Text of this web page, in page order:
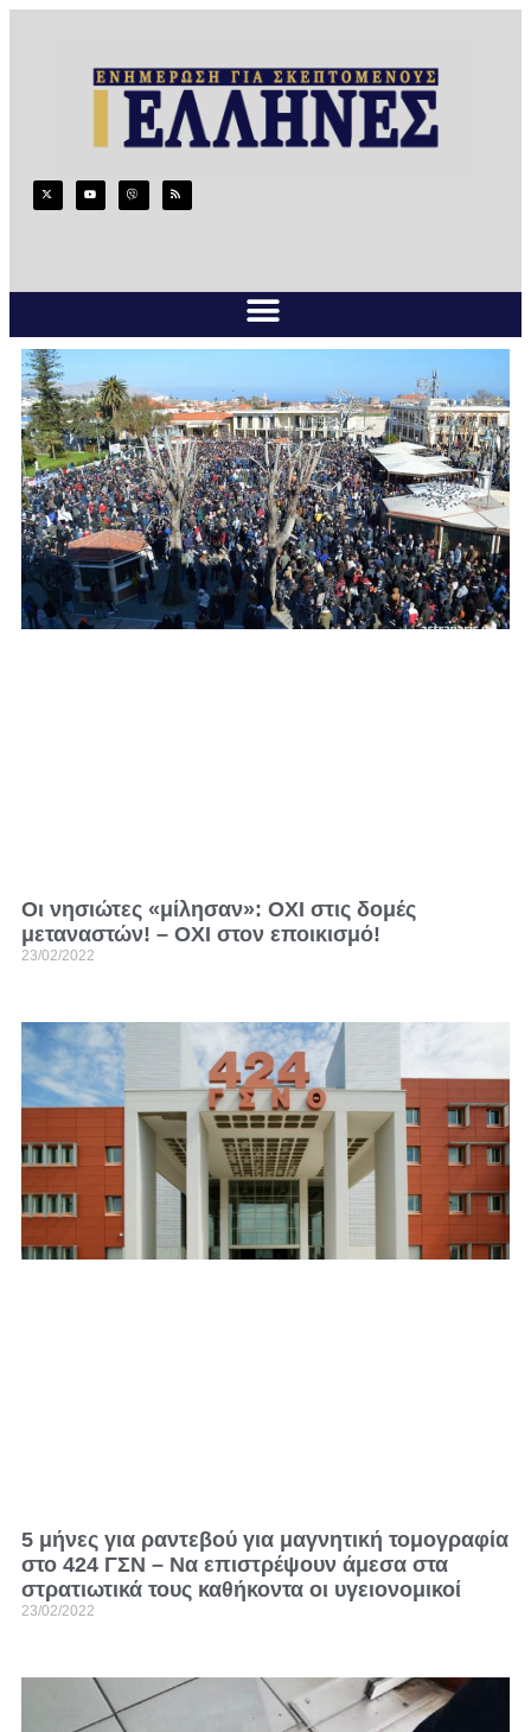
Οι νησιώτες «μίλησαν»: ΟΧΙ στις δομές
μεταναστών! – ΟΧΙ στον εποικισμό!
23/02/2022
5 μήνες για ραντεβού για μαγνητική τομογραφία
στο 424 ΓΣΝ – Να επιστρέψουν άμεσα στα
στρατιωτικά τους καθήκοντα οι υγειονομικοί
23/02/2022